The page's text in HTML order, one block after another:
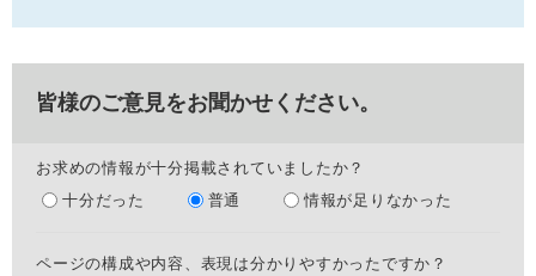
皆様のご意見をお聞かせください。
お求めの情報が十分掲載されていましたか？
十分だった
普通 情報が足りなかった
ページの構成や内容、表現は分かりやすかったですか？